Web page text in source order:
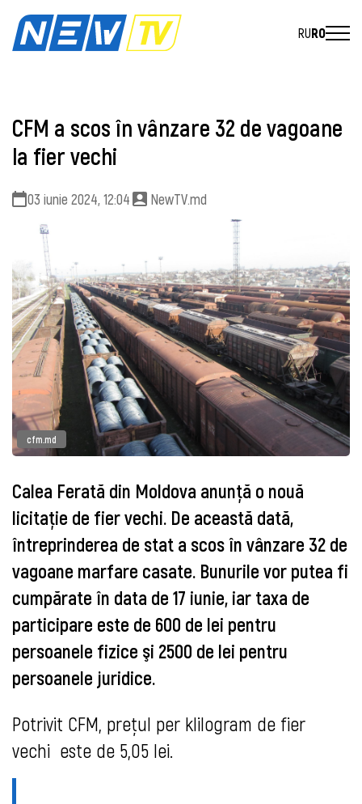
RURO
CFM a scos în vânzare 32 de vagoane
la fier vechi
03 iunie 2024, 12:04 NewTV.md
cfm.md
Calea Ferată din Moldova anunţă o nouă
licitaţie de fier vechi. De această dată,
întreprinderea de stat a scos în vânzare 32 de
vagoane marfare casate. Bunurile vor putea fi
cumpărate în data de 17 iunie, iar taxa de
participare este de 600 de lei pentru
persoanele fizice şi 2500 de lei pentru
persoanele juridice.
Potrivit CFM, preţul per klilogram de fier
vechi este de 5,05 lei.